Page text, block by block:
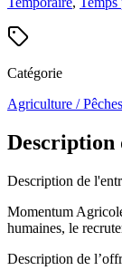
Catégorie
Agriculture /
Description
Description de
Momentum
humaines, le
Description de